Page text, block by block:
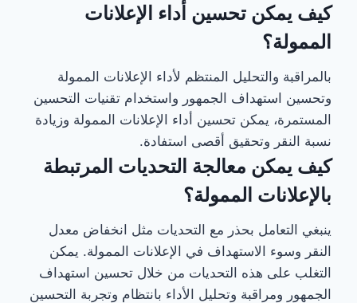
كيف يمكن تحسين أداء الإعلانات
الممولة؟
بالمراقبة والتحليل المنتظم لأداء الإعلانات الممولة
وتحسين استهداف الجمهور واستخدام تقنيات التحسين
المستمرة، يمكن تحسين أداء الإعلانات الممولة وزيادة
نسبة النقر وتحقيق أقصى استفادة.
كيف يمكن معالجة التحديات المرتبطة
بالإعلانات الممولة؟
ينبغي التعامل بحذر مع التحديات مثل انخفاض معدل
النقر وسوء الاستهداف في الإعلانات الممولة. يمكن
التغلب على هذه التحديات من خلال تحسين استهداف
الجمهور ومراقبة وتحليل الأداء بانتظام وتجربة التحسين